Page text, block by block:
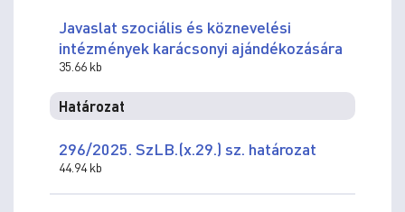
Javaslat szociális és köznevelési
intézmények karácsonyi ajándékozására
35.66 kb
Határozat
296/2025. SzLB.(x.29.) sz. határozat
44.94 kb